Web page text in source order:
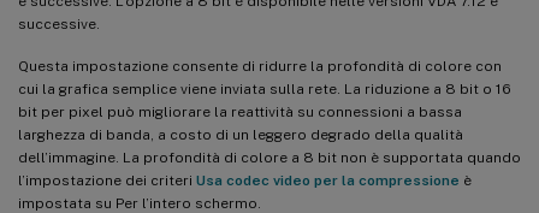
successive.
Questa impostazione consente di ridurre la profondità di colore con
cui la grafica semplice viene inviata sulla rete. La riduzione a 8 bit o 16
bit per pixel può migliorare la reattività su connessioni a bassa
larghezza di banda, a costo di un leggero degrado della qualità
dell’immagine. La profondità di colore a 8 bit non è supportata quando
l’impostazione dei criteri Usa codec video per la compressione è
impostata su Per l’intero schermo.